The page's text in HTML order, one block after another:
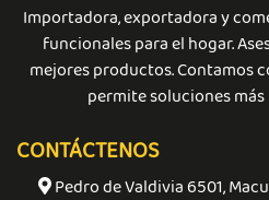
Importadora, exportadora y
funcionales para el hogar.
mejores productos. Contamos
permite soluciones
CONTÁCTENOS
Pedro de Valdivia 6501,